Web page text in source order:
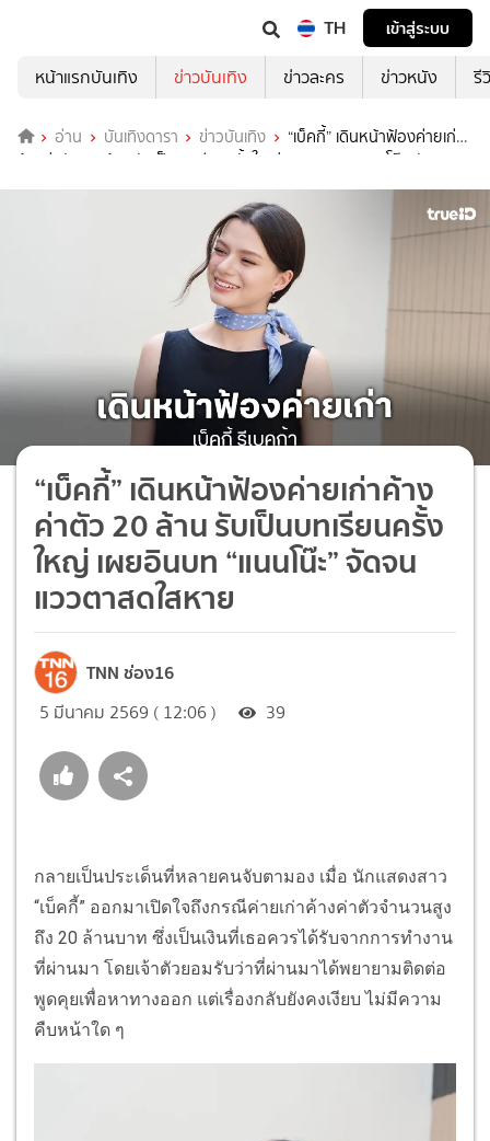
TH
เข้าสู่ระบบ
หน้าแรกบันเทิง
ข่าวบันเทิง ข่าวละคร ข่าวหนัง รี
อ่าน บันเทิงดารา ข่าวบันเทิง
“เบ็คกี้” เดินหน้าฟ้องค่ายเก่า
ค้างค่าตัว 20 ล้าน รับเป็นบทเรียนครั้งใหญ่ เผยอินบท “แนนโน๊ะ” จัดจน
“เบ็คกี้” เดินหน้าฟ้องค่ายเก่าค้าง
ค่าตัว 20 ล้าน รับเป็นบทเรียนครั้ง
ใหญ่ เผยอินบท “แนนโน๊ะ” จัดจน
แววตาสดใสหาย
TNN ช่อง16
5 มีนาคม 2569 ( 12:06 ) 39
กลายเป็นประเด็นที่หลายคนจับตามอง เมื่อ นักแสดงสาว
“เบ็คกี้” ออกมาเปิดใจถึงกรณีค่ายเก่าค้างค่าตัวจำนวนสูง
ถึง 20 ล้านบาท ซึ่งเป็นเงินที่เธอควรได้รับจากการทำงาน
ที่ผ่านมา โดยเจ้าตัวยอมรับว่าที่ผ่านมาได้พยายามติดต่อ
พูดคุยเพื่อหาทางออก แต่เรื่องกลับยังคงเงียบ ไม่มีความ
คืบหน้าใด ๆ